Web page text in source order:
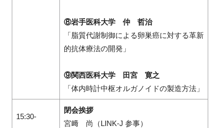
⑧岩手医科大学 仲 哲治
「脂質代謝制御による卵巣癌に対する革新
的抗体療法の開発」
⑨関西医科大学 田宮 寛之
「体内時計中枢オルガノイドの製造方法」
15:30-
閉会挨拶
宮﨑 尚（LINK-J 参事）